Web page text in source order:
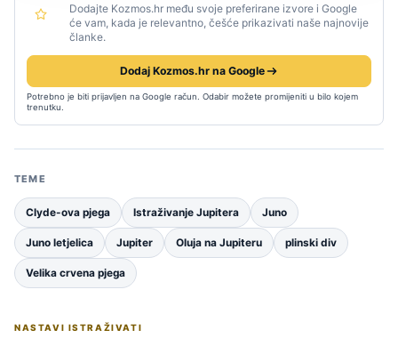
Dodajte Kozmos.hr među svoje preferirane izvore i Google
će vam, kada je relevantno, češće prikazivati naše najnovije
članke.
Dodaj Kozmos.hr na Google
Potrebno je biti prijavljen na Google račun. Odabir možete promijeniti u bilo kojem
trenutku.
TEME
Clyde-ova pjega Istraživanje Jupitera Juno
Juno letjelica Jupiter Oluja na Jupiteru plinski div
Velika crvena pjega
NASTAVI ISTRAŽIVATI